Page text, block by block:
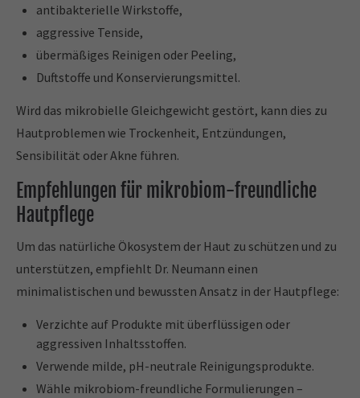
antibakterielle Wirkstoffe,
aggressive Tenside,
übermäßiges Reinigen oder Peeling,
Duftstoffe und Konservierungsmittel.
Wird das mikrobielle Gleichgewicht gestört, kann dies zu
Hautproblemen wie Trockenheit, Entzündungen,
Sensibilität oder Akne führen.
Empfehlungen für mikrobiom-freundliche
Hautpflege
Um das natürliche Ökosystem der Haut zu schützen und zu
unterstützen, empfiehlt Dr. Neumann einen
minimalistischen und bewussten Ansatz in der Hautpflege:
Verzichte auf Produkte mit überflüssigen oder
aggressiven Inhaltsstoffen.
Verwende milde, pH-neutrale Reinigungsprodukte.
Wähle mikrobiom-freundliche Formulierungen –